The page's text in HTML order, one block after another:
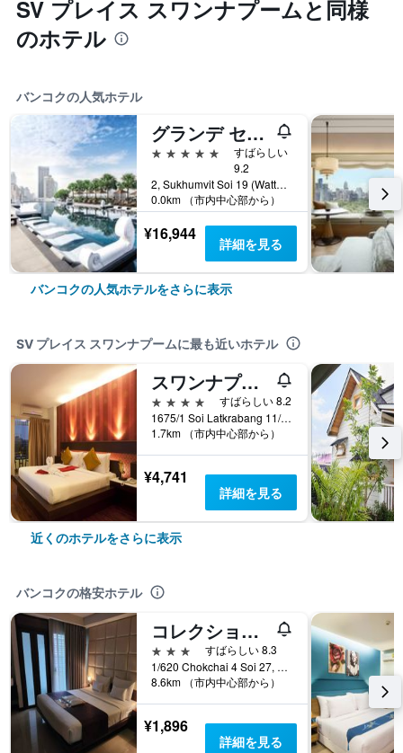
SV プレイス スワンナプームと同様
のホテル
バンコクの人気ホテル
グランデ センター ポイント ターミナル21
5つ星
すばらしい
9.2
2, Sukhumvit Soi 19 (Wattana), バンコク, タイ
0.0km （市内中心部から）
¥16,944 詳細を見る
バンコクの人気ホテルをさらに表示
SV プレイス スワンナプームに最も近いホテル
スワンナプーム スイート ホテル - スワンナプーム空港 バンコク
4つ星
すばらしい 8.2
1675/1 Soi Latkrabang 11/13 Latkrabang, バンコク, タイ
1.7km （市内中心部から）
¥4,741
詳細を見る
近くのホテルをさらに表示
バンコクの格安ホテル
コレクション O ザ バンコク チャ チャ スイート
3つ星
すばらしい 8.3
1/620 Chokchai 4 Soi 27, バンコク, タイ
8.6km （市内中心部から）
¥1,896
詳細を見る